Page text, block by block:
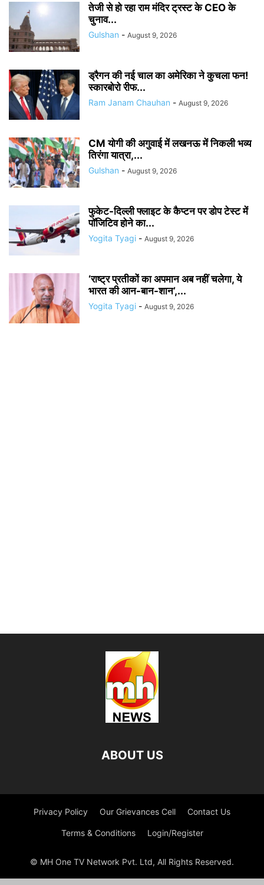
तेजी से हो रहा राम मंदिर ट्रस्ट के CEO के
चुनाव...
Gulshan - August 9, 2026
ड्रैगन की नई चाल का अमेरिका ने कुचला फन!
स्कारबोरो रीफ...
Ram Janam Chauhan - August 9, 2026
CM योगी की अगुवाई में लखनऊ में निकली भव्य
तिरंगा यात्रा,...
Gulshan - August 9, 2026
फुकेट-दिल्ली फ्लाइट के कैप्टन पर डोप टेस्ट में
पॉजिटिव होने का...
Yogita Tyagi - August 9, 2026
‘राष्ट्र प्रतीकों का अपमान अब नहीं चलेगा, ये
भारत की आन-बान-शान’,...
Yogita Tyagi - August 9, 2026
ABOUT US
Privacy Policy Our Grievances Cell Contact Us
Terms & Conditions Login/Register
© MH One TV Network Pvt. Ltd, All Rights Reserved.